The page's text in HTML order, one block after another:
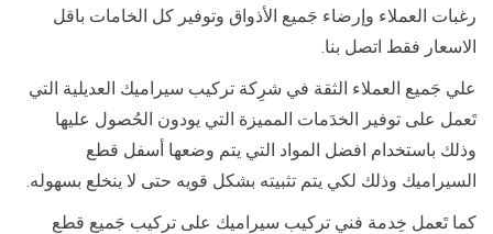
رغبات العملاء وإرضاء جَميع الأذواق وتوفير كل الخامات باقل
الاسعار فقط اتصل بنا.
علي جَميع العملاء الثقة في شرِكة تركيب سيراميك العديلية التي
تَعمل على توفير الخدَمات المميزة التي يودون الحُصول عليها
وذلك باستخدام افضل المواد التي يتم وضعها أسفل قطع
السيراميك وذلك لكي يتم تثبيته بشكل قويه حتى لا ينخلع بسهوله.
كما تَعمل خِدمة فني تركيب سيراميك على تركيب جَميع قطع